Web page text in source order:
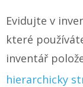
Evidujte v
které
inventář
hierarchicky